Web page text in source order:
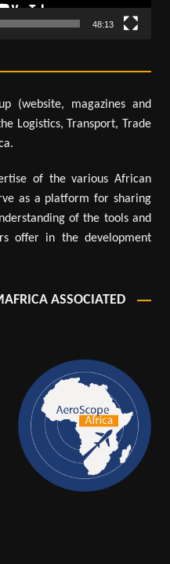
48:13
(website, magazines and
Logistics, Transport, Trade
of the various African
as a platform for sharing
of the tools and
offer in the development
ASSOCIATED